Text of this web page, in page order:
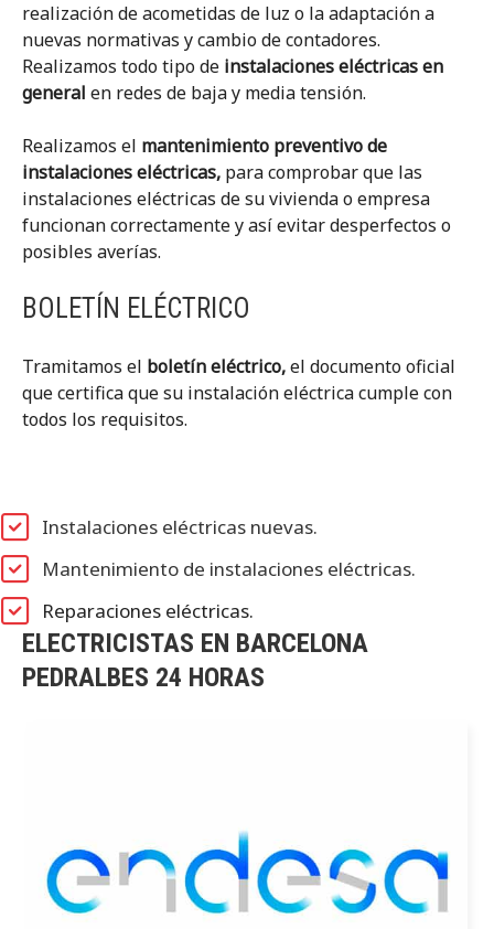
realización de acometidas de luz o la adaptación a
nuevas normativas y cambio de contadores.
Realizamos todo tipo de instalaciones eléctricas en
general en redes de baja y media tensión.
Realizamos el mantenimiento preventivo de
instalaciones eléctricas, para comprobar que las
instalaciones eléctricas de su vivienda o empresa
funcionan correctamente y así evitar desperfectos o
posibles averías.
BOLETÍN ELÉCTRICO
Tramitamos el boletín eléctrico,el documento oficial
que certifica que su instalación eléctrica cumple con
todos los requisitos.
Instalaciones eléctricas nuevas.
Mantenimiento de instalaciones eléctricas.
Reparaciones eléctricas.
ELECTRICISTAS EN BARCELONA
PEDRALBES 24 HORAS